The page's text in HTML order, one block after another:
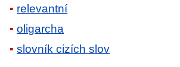
relevantní
oligarcha
slovník cizích slov